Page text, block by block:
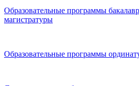
Образовательные программы
магистратуры
Образовательные программы